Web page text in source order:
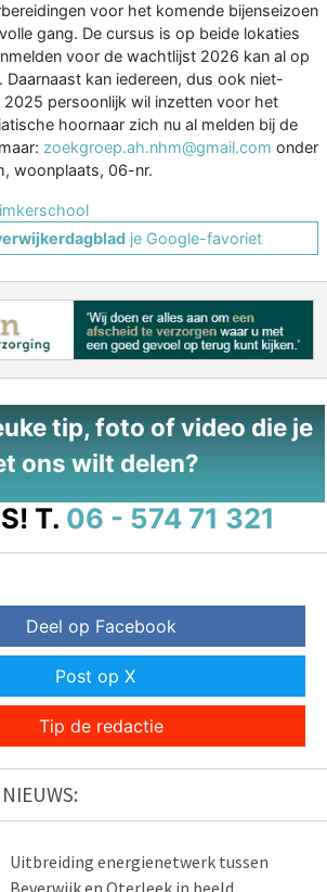
voor het komende bijenseizoen
gang. De cursus is op beide lokaties
voor de wachtlijst 2026 kan al op
. Daarnaast kan iedereen, dus ook niet-
2025 persoonlijk wil inzetten voor het
hoornaar zich nu al melden bij de
zoekgroep.ah.nhm@gmail.com onder
woonplaats, 06-nr.
imkerschool
je Google-favoriet
tip, foto of video die je
ons wilt delen?
T. 06 - 574 71 321
Deel op Facebook
Post op X
Tip de redactie
Uitbreiding energienetwerk tussen